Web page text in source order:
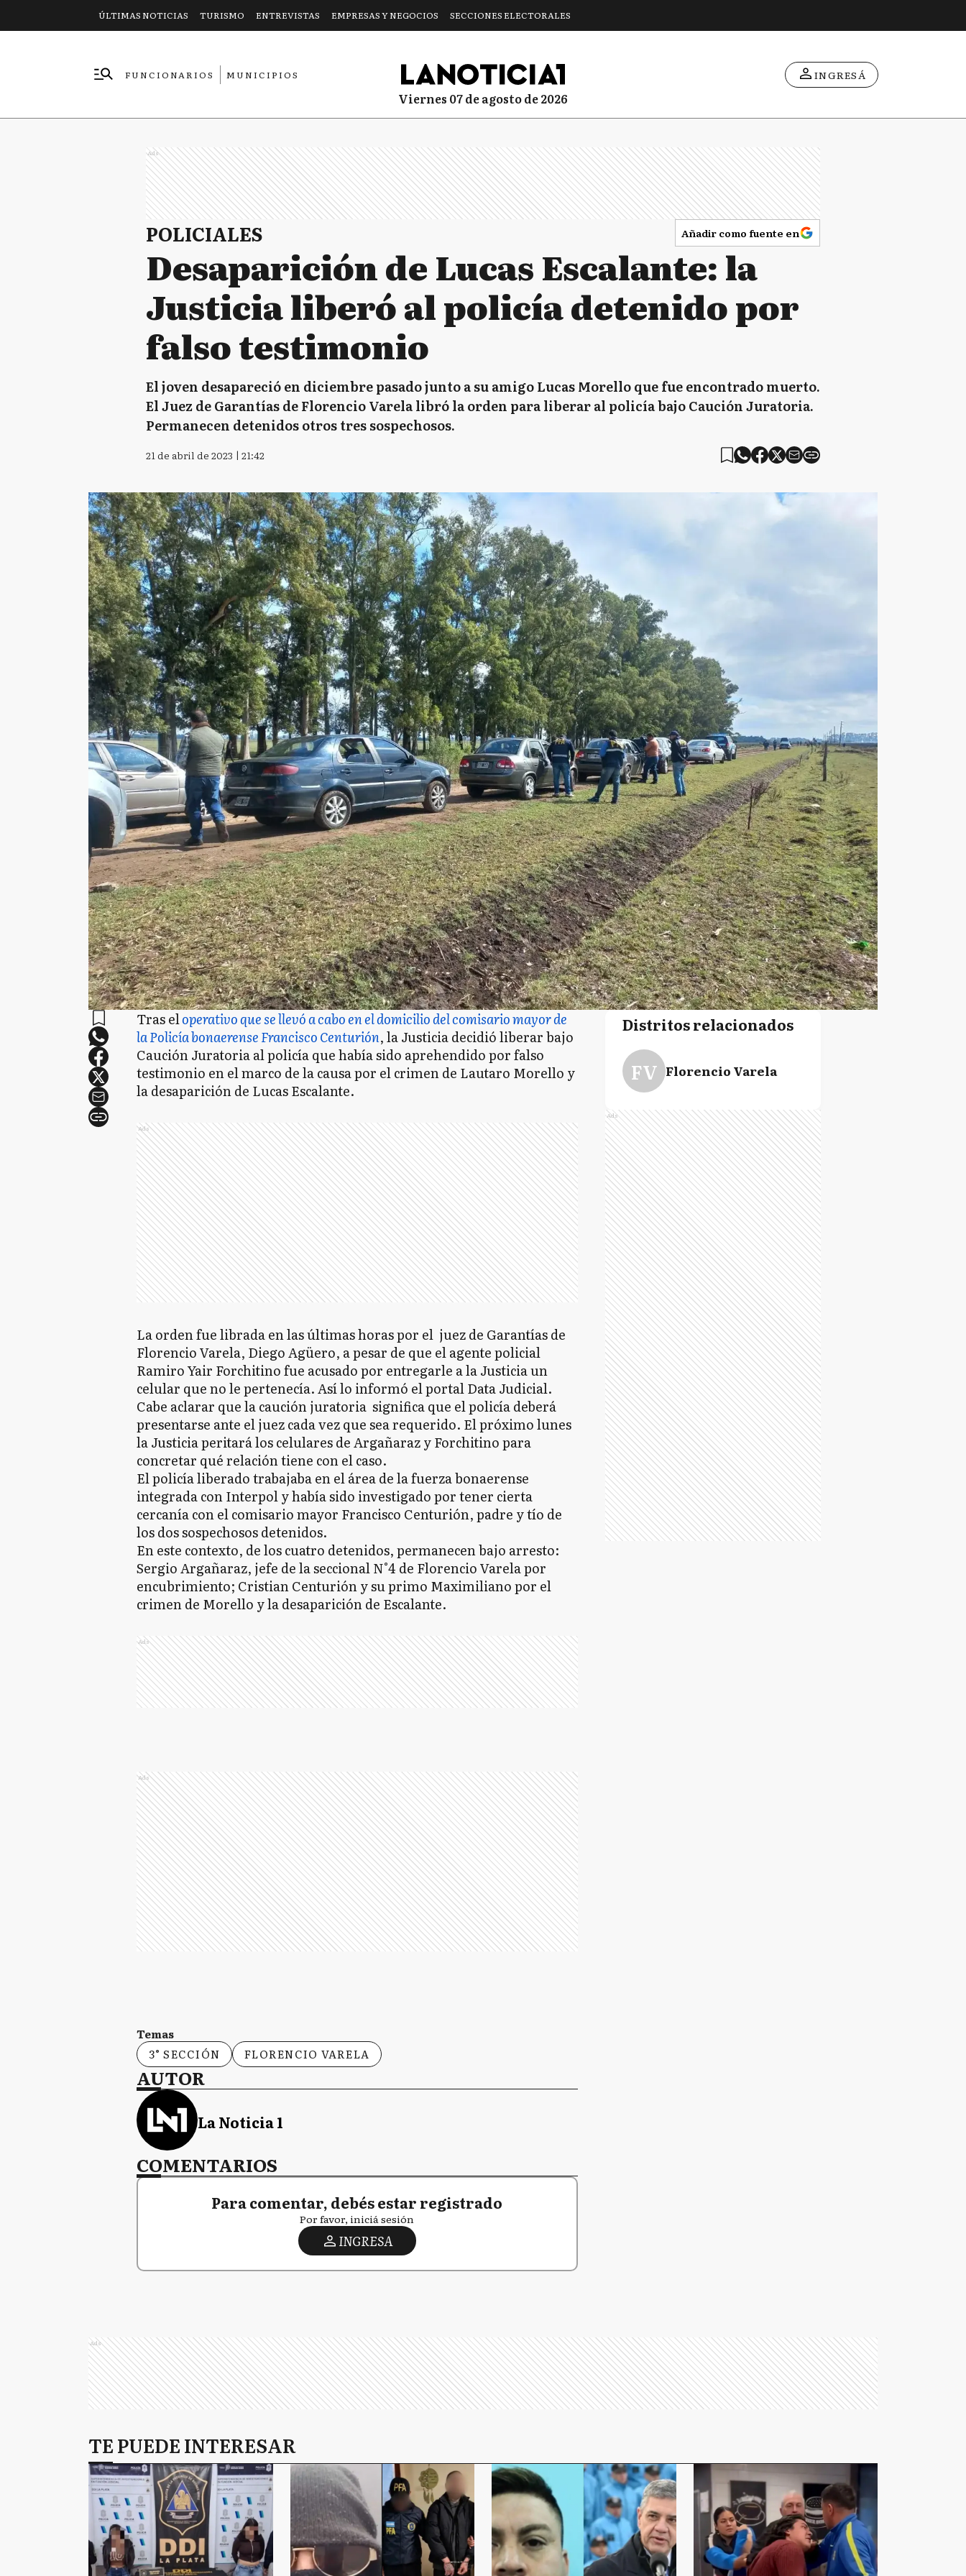
ÚLTIMAS NOTICIAS TURISMO ENTREVISTAS EMPRESAS Y NEGOCIOS SECCIONES ELECTORALES
FUNCIONARIOS
MUNICIPIOS
viernes 07 de agosto de 2026
INGRESÁ
Ads
POLICIALES Añadir como fuente en
Desaparición de Lucas Escalante: la
Justicia liberó al policía detenido por
falso testimonio
El joven desapareció en diciembre pasado junto a su amigo Lucas Morello que fue encontrado muerto.
El Juez de Garantías de Florencio Varela libró la orden para liberar al policía bajo Caución Juratoria.
Permanecen detenidos otros tres sospechosos.
21 de abril de 2023 | 21:42
Tras eloperativo que se llevó a cabo en el domicilio del comisario mayor de
la Policía bonaerense Francisco Centurión, la Justicia decidió liberar bajo
Caución Juratoria al policía que había sido aprehendido por falso
testimonio en el marco de la causa por el crimen de Lautaro Morello y
la desaparición de Lucas Escalante.
Ads
La orden fue librada en las últimas horas por el juez de Garantías de
Florencio Varela, Diego Agüero, a pesar de que el agente policial
Ramiro Yair Forchitino fue acusado por entregarle a la Justicia un
celular que no le pertenecía. Así lo informó el portal Data Judicial.
Cabe aclarar que la caución juratoria significa que el policía deberá
presentarse ante el juez cada vez que sea requerido. El próximo lunes
la Justicia peritará los celulares de Argañaraz y Forchitino para
concretar qué relación tiene con el caso.
El policía liberado trabajaba en el área de la fuerza bonaerense
integrada con Interpol y había sido investigado por tener cierta
cercanía con el comisario mayor Francisco Centurión, padre y tío de
los dos sospechosos detenidos.
En este contexto, de los cuatro detenidos, permanecen bajo arresto:
Sergio Argañaraz, jefe de la seccional N°4 de Florencio Varela por
encubrimiento; Cristian Centurión y su primo Maximiliano por el
crimen de Morello y la desaparición de Escalante.
Ads
Ads
Temas
3° SECCIÓN
FLORENCIO VARELA
AUTOR
La Noticia 1
COMENTARIOS
Para comentar, debés estar registrado
Por favor, iniciá sesión
INGRESA
Distritos relacionados
FV Florencio Varela
Ads
Ads
TE PUEDE INTERESAR